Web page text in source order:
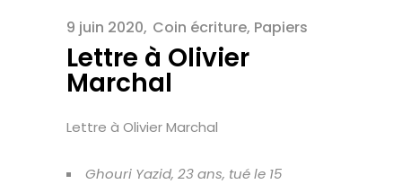
9 juin 2020 Coin écriture, Papiers
Lettre à Olivier
Marchal
Lettre à Olivier Marchal
Ghouri Yazid, 23 ans, tué le 15